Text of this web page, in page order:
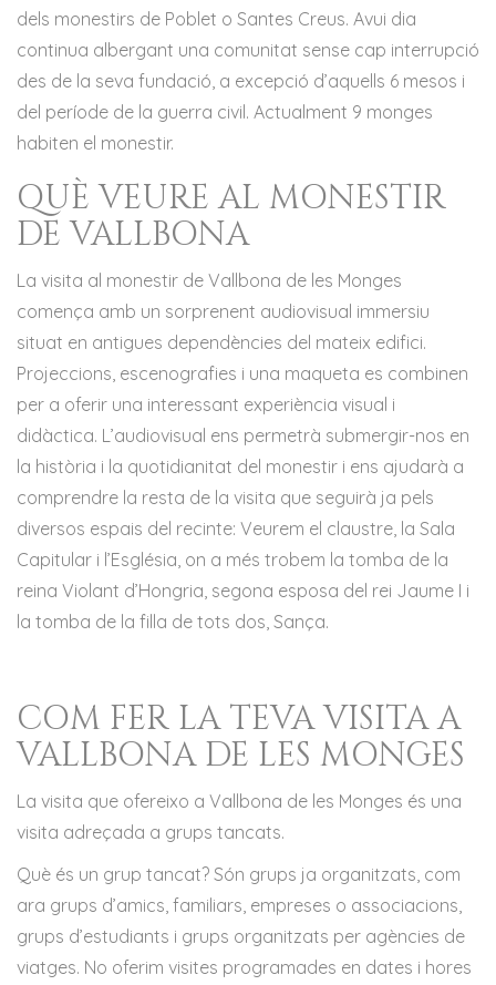
dels monestirs de Poblet o Santes Creus. Avui dia
continua albergant una comunitat sense cap interrupció
des de la seva fundació, a excepció d’aquells 6 mesos i
del període de la guerra civil. Actualment 9 monges
habiten el monestir.
QUÈ VEURE AL MONESTIR
DE VALLBONA
La visita al monestir de Vallbona de les Monges
comença amb un sorprenent audiovisual immersiu
situat en antigues dependències del mateix edifici.
Projeccions, escenografies i una maqueta es combinen
per a oferir una interessant experiència visual i
didàctica. L’audiovisual ens permetrà submergir-nos en
la història i la quotidianitat del monestir i ens ajudarà a
comprendre la resta de la visita que seguirà ja pels
diversos espais del recinte: Veurem el claustre, la Sala
Capitular i l’Església, on a més trobem la tomba de la
reina Violant d’Hongria, segona esposa del rei Jaume I i
la tomba de la filla de tots dos, Sança.
COM FER LA TEVA VISITA A
VALLBONA DE LES MONGES
La visita que ofereixo a Vallbona de les Monges és una
visita adreçada a grups tancats.
Què és un grup tancat? Són grups ja organitzats, com
ara grups d’amics, familiars, empreses o associacions,
grups d’estudiants i grups organitzats per agències de
viatges. No oferim visites programades en dates i hores